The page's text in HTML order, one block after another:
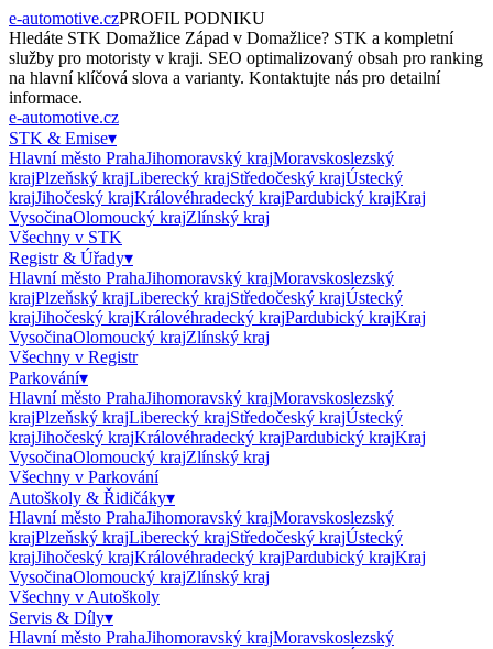
e-automotive.czPROFIL PODNIKU
Hledáte STK Domažlice Západ v Domažlice? STK a kompletní
služby pro motoristy v kraji. SEO optimalizovaný obsah pro ranking
na hlavní klíčová slova a varianty. Kontaktujte nás pro detailní
informace.
e-automotive.cz
STK & Emise▾
Hlavní město PrahaJihomoravský krajMoravskoslezský
krajPlzeňský krajLiberecký krajStředočeský krajÚstecký
krajJihočeský krajKrálovéhradecký krajPardubický krajKraj
VysočinaOlomoucký krajZlínský kraj
Všechny v STK
Registr & Úřady▾
Hlavní město PrahaJihomoravský krajMoravskoslezský
krajPlzeňský krajLiberecký krajStředočeský krajÚstecký
krajJihočeský krajKrálovéhradecký krajPardubický krajKraj
VysočinaOlomoucký krajZlínský kraj
Všechny v Registr
Parkování▾
Hlavní město PrahaJihomoravský krajMoravskoslezský
krajPlzeňský krajLiberecký krajStředočeský krajÚstecký
krajJihočeský krajKrálovéhradecký krajPardubický krajKraj
VysočinaOlomoucký krajZlínský kraj
Všechny v Parkování
Autoškoly & Řidičáky▾
Hlavní město PrahaJihomoravský krajMoravskoslezský
krajPlzeňský krajLiberecký krajStředočeský krajÚstecký
krajJihočeský krajKrálovéhradecký krajPardubický krajKraj
VysočinaOlomoucký krajZlínský kraj
Všechny v Autoškoly
Servis & Díly▾
Hlavní město PrahaJihomoravský krajMoravskoslezský